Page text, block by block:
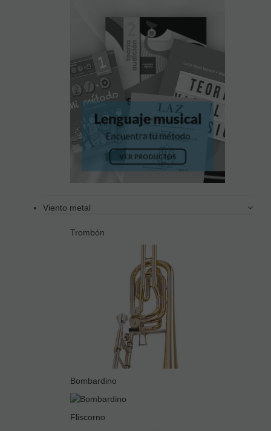
Viento metal
Trombón
Bombardino
Fliscorno